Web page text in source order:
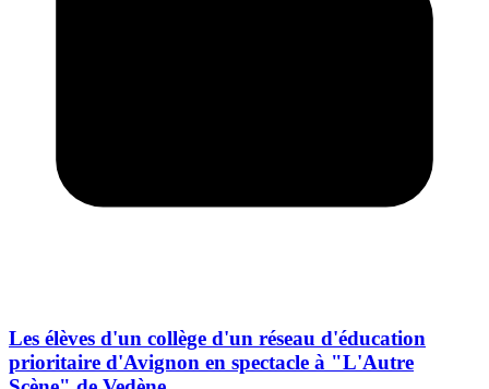
Les élèves d'un collège d'un réseau d'éducation
prioritaire d'Avignon en spectacle à "L'Autre